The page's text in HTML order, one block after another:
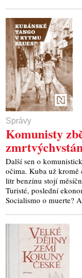
Správy
Komunisty
Další sen o
očima. Kuba už kromě
litr benzínu stojí
Turisté, poslední
Socialismo o muerte?